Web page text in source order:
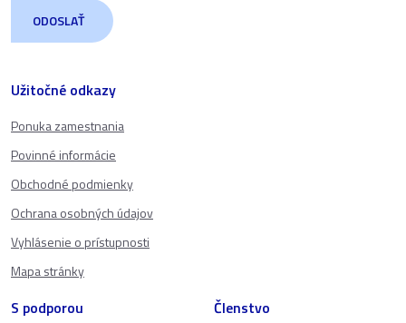
Užitočné odkazy
Ponuka zamestnania
Povinné informácie
Obchodné podmienky
Ochrana osobných údajov
Vyhlásenie o prístupnosti
Mapa stránky
S podporou Členstvo